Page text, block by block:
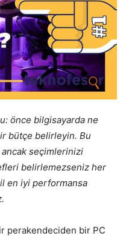
önce bilgisayarda ne
bütçe belirleyin. Bu
seçimlerinizi
belirlemezseniz her
en iyi performansa
perakendeciden bir PC